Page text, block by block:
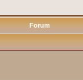
Forum